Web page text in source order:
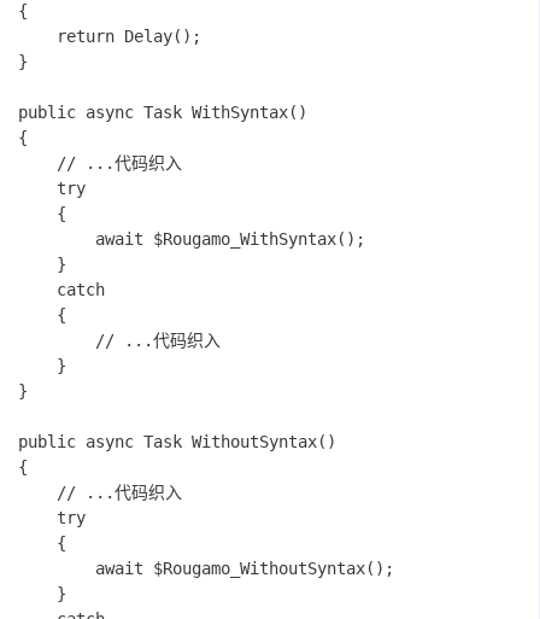
{
    return Delay();
}
public async Task WithSyntax()
{
    // ...代码织入
    try
    {
        await $Rougamo_WithSyntax();
    }
    catch
    {
        // ...代码织入
    }
}
public async Task WithoutSyntax()
{
    // ...代码织入
    try
    {
        await $Rougamo_WithoutSyntax();
    }